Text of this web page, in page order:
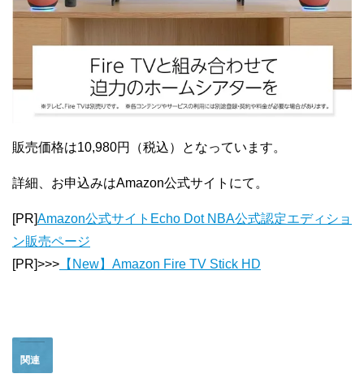
販売価格は10,980円（税込）となっています。
詳細、お申込みはAmazon公式サイトにて。
[PR]Amazon公式サイトEcho Dot NBA公式認定エディショ
ン販売ページ
[PR]>>> 【New】Amazon Fire TV Stick HD
関連